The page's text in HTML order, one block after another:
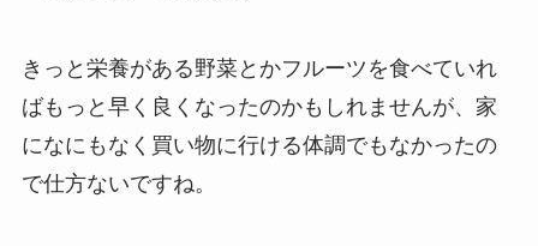
きっと栄養がある野菜とかフルーツを食べていれ
ばもっと早く良くなったのかもしれませんが、家
になにもなく買い物に行ける体調でもなかったの
で仕方ないですね。